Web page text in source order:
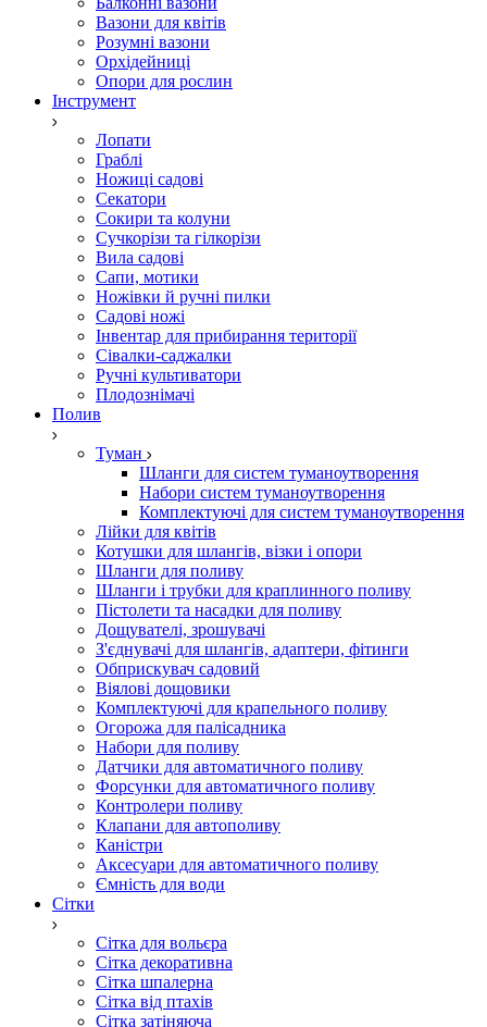
Вазони для квітів
Розумні вазони
Орхідейниці
Опори для рослин
Інструмент
Лопати
Граблі
Ножиці садові
Секатори
Сокири та колуни
Сучкорізи та гілкорізи
Вила садові
Сапи, мотики
Ножівки й ручні пилки
Садові ножі
Інвентар для прибирання території
Сівалки-саджалки
Ручні культиватори
Плодознімачі
Полив
Туман
Шланги для систем туманоутворення
Набори систем туманоутворення
Комплектуючі для систем туманоутворення
Лійки для квітів
Котушки для шлангів, візки і опори
Шланги для поливу
Шланги і трубки для краплинного поливу
Пістолети та насадки для поливу
Дощувателі, зрошувачі
З'єднувачі для шлангів, адаптери, фітинги
Обприскувач садовий
Віялові дощовики
Комплектуючі для крапельного поливу
Огорожа для палісадника
Набори для поливу
Датчики для автоматичного поливу
Форсунки для автоматичного поливу
Контролери поливу
Клапани для автополиву
Каністри
Аксесуари для автоматичного поливу
Ємність для води
Сітки
Сітка для вольєра
Сітка декоративна
Сітка шпалерна
Сітка від птахів
Сітка затіняюча